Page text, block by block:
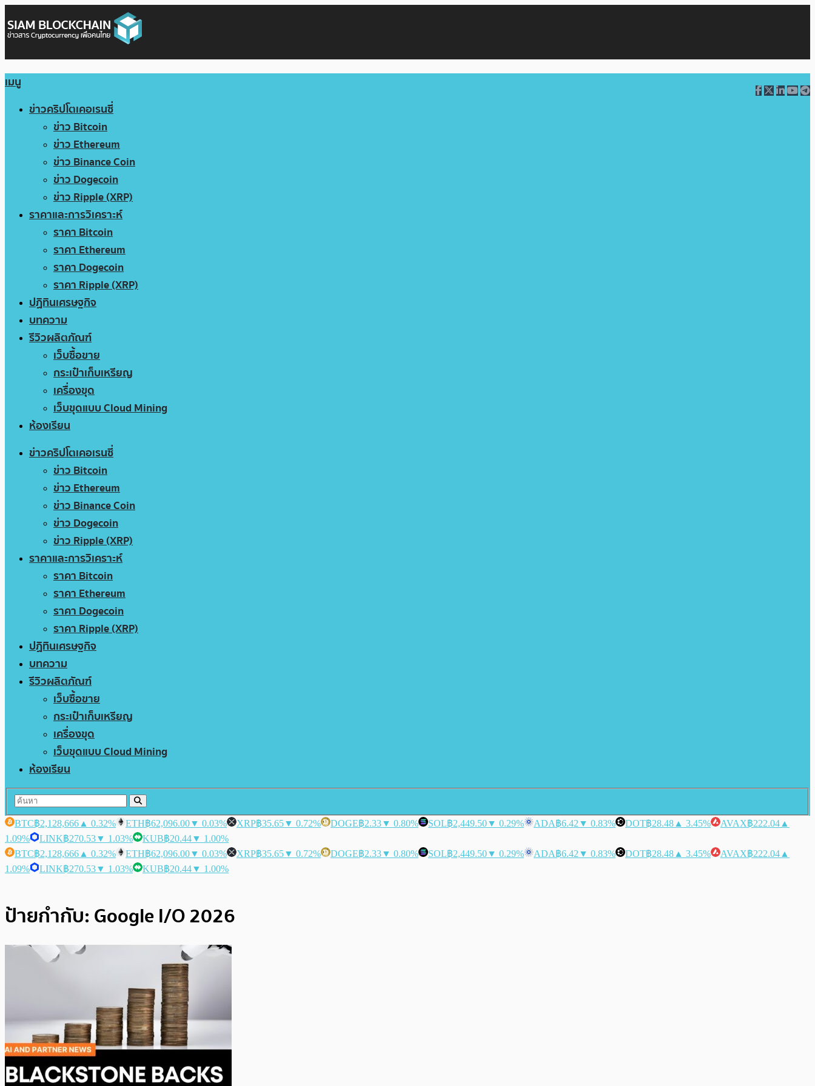
เมนู
ข่าวคริปโตเคอเรนซี่
ข่าว Bitcoin
ข่าว Ethereum
ข่าว Binance Coin
ข่าว Dogecoin
ข่าว Ripple (XRP)
ราคาและการวิเคราะห์
ราคา Bitcoin
ราคา Ethereum
ราคา Dogecoin
ราคา Ripple (XRP)
ปฏิทินเศรษฐกิจ
บทความ
รีวิวผลิตภัณฑ์
เว็บซื้อขาย
กระเป๋าเก็บเหรียญ
เครื่องขุด
เว็บขุดแบบ Cloud Mining
ห้องเรียน
ข่าวคริปโตเคอเรนซี่
ข่าว Bitcoin
ข่าว Ethereum
ข่าว Binance Coin
ข่าว Dogecoin
ข่าว Ripple (XRP)
ราคาและการวิเคราะห์
ราคา Bitcoin
ราคา Ethereum
ราคา Dogecoin
ราคา Ripple (XRP)
ปฏิทินเศรษฐกิจ
บทความ
รีวิวผลิตภัณฑ์
เว็บซื้อขาย
กระเป๋าเก็บเหรียญ
เครื่องขุด
เว็บขุดแบบ Cloud Mining
ห้องเรียน
BTC฿2,128,666 ▲ 0.32% ETH฿62,096.00▼ 0.03% XRP฿35.65▼ 0.72% DOGE฿2.33▼ 0.80% SOL฿2,449.50▼ 0.29% ADA฿6.42 ▼ 0.83% DOT฿28.48 ▲ 3.45% AVAX฿222.04 ▲
1.09%
LINK฿270.53▼ 1.03% KUB฿20.44▼ 1.00%
BTC฿2,128,666 ▲ 0.32% ETH฿62,096.00▼ 0.03% XRP฿35.65▼ 0.72% DOGE฿2.33▼ 0.80% SOL฿2,449.50▼ 0.29% ADA฿6.42 ▼ 0.83% DOT฿28.48 ▲ 3.45% AVAX฿222.04 ▲
1.09%
LINK฿270.53▼ 1.03% KUB฿20.44▼ 1.00%
ป้ายกำกับ: Google I/O 2026